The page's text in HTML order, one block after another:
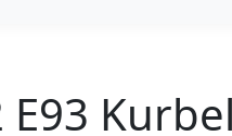
E93